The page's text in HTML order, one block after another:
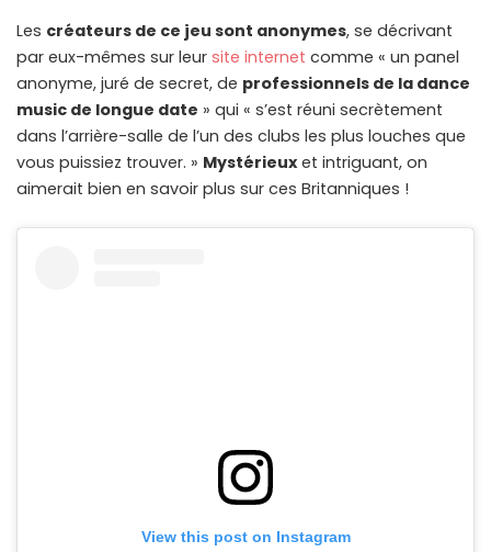
Les créateurs de ce jeu sont anonymes, se décrivant
par eux-mêmes sur leur site internet comme « un panel
anonyme, juré de secret, de professionnels de la dance
music de longue date » qui « s’est réuni secrètement
dans l’arrière-salle de l’un des clubs les plus louches que
vous puissiez trouver. » Mystérieuxet intriguant, on
aimerait bien en savoir plus sur ces Britanniques !
View this post on Instagram